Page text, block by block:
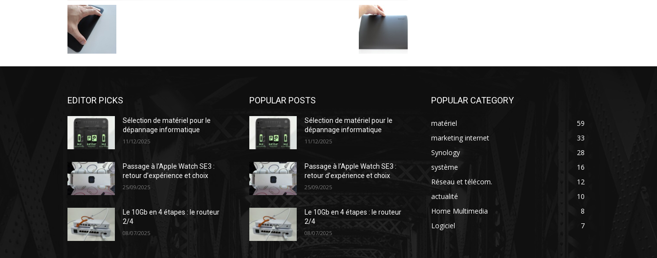
EDITOR PICKS
Sélection de matériel pour le
dépannage informatique
11/12/2025
Passage à l’Apple Watch SE3 :
retour d’expérience et choix
25/09/2025
Le 10Gb en 4 étapes : le routeur
2/4
08/07/2025
POPULAR POSTS
Sélection de matériel pour le
dépannage informatique
11/12/2025
Passage à l’Apple Watch SE3 :
retour d’expérience et choix
25/09/2025
Le 10Gb en 4 étapes : le routeur
2/4
08/07/2025
POPULAR CATEGORY
matériel
59
marketing internet
33
Synology
28
système
16
Réseau et télécom.
12
actualité
10
Home Multimedia
8
Logiciel
7